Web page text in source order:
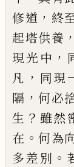
修道 ， 終
起塔供養 ，
現光中 ，
凡 ， 同現
隔 ，何必
生 ？ 雖然
在 。何為
多差別 。